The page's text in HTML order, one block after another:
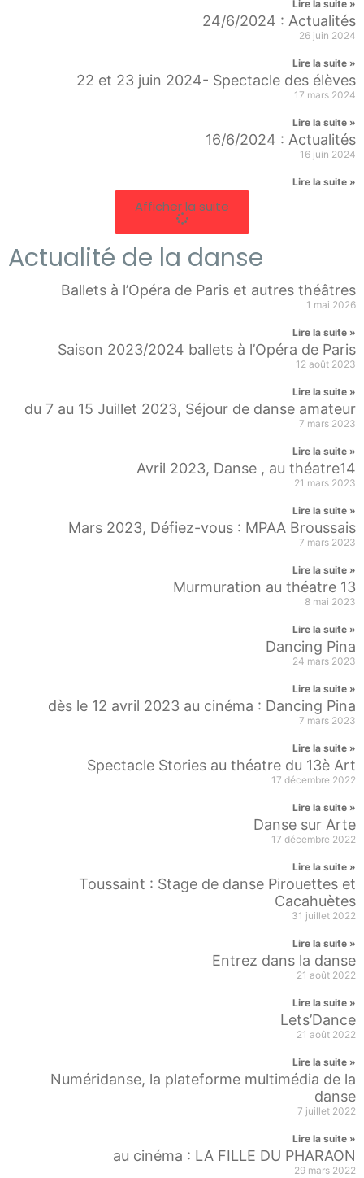
Lire la suite »
24/6/2024 : Actualités
26 juin 2024
Lire la suite »
22 et 23 juin 2024- Spectacle des élèves
17 mars 2024
Lire la suite »
16/6/2024 : Actualités
16 juin 2024
Lire la suite »
Afficher la suite
Actualité de la danse
Ballets à l’Opéra de Paris et autres théâtres
1 mai 2026
Lire la suite »
Saison 2023/2024 ballets à l’Opéra de Paris
12 août 2023
Lire la suite »
du 7 au 15 Juillet 2023, Séjour de danse amateur
7 mars 2023
Lire la suite »
Avril 2023, Danse , au théatre14
21 mars 2023
Lire la suite »
Mars 2023, Défiez-vous : MPAA Broussais
7 mars 2023
Lire la suite »
Murmuration au théatre 13
8 mai 2023
Lire la suite »
Dancing Pina
24 mars 2023
Lire la suite »
dès le 12 avril 2023 au cinéma : Dancing Pina
7 mars 2023
Lire la suite »
Spectacle Stories au théatre du 13è Art
17 décembre 2022
Lire la suite »
Danse sur Arte
17 décembre 2022
Lire la suite »
Toussaint : Stage de danse Pirouettes et
Cacahuètes
31 juillet 2022
Lire la suite »
Entrez dans la danse
21 août 2022
Lire la suite »
Lets’Dance
21 août 2022
Lire la suite »
Numéridanse, la plateforme multimédia de la
danse
7 juillet 2022
Lire la suite »
au cinéma : LA FILLE DU PHARAON
29 mars 2022